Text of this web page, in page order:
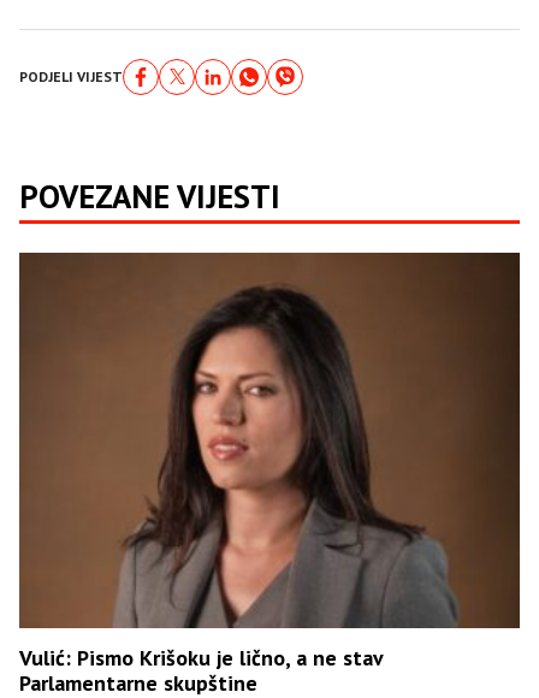
PODJELI VIJEST
POVEZANE VIJESTI
Vulić: Pismo Krišoku je lično, a ne stav
Parlamentarne skupštine